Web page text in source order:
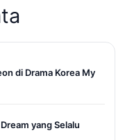
di Drama Korea My
yang Selalu